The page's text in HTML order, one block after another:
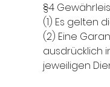
§4
(1) Es gelten
(2) Eine
ausdrücklich
jeweiligen